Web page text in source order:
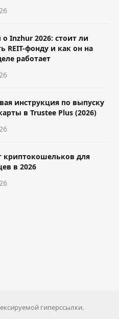
Inzhur 2026: стоит ли
REIT-фонду и как он на
работает
инструкция по выпуску
в Trustee Plus (2026)
криптокошельков для
в 2026
гиперссылки.